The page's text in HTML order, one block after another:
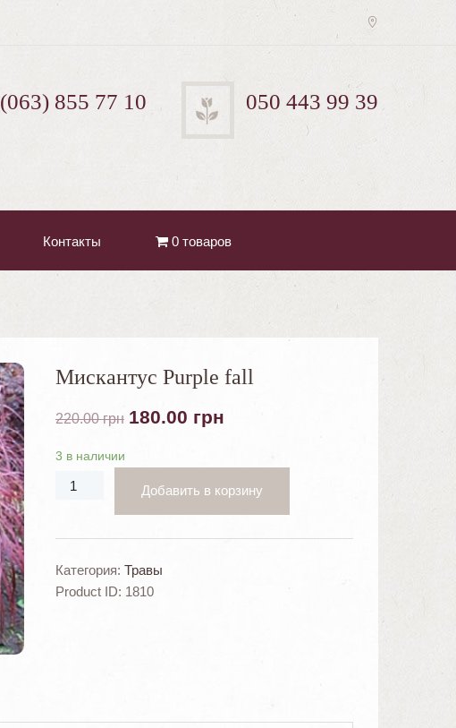
(063) 855 77 10 050 443 99 39
Контакты 0 товаров
Мискантус Purple fall
220.00грн 180.00 грн
3 в наличии
Добавить в корзину
Категория: Травы
Product ID: 1810